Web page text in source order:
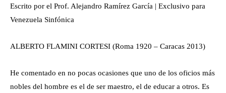
Escrito por el Prof. Alejandro Ramírez García | Exclusivo para
Venezuela Sinfónica
ALBERTO FLAMINI CORTESI (Roma 1920 – Caracas 2013)
He comentado en no pocas ocasiones que uno de los oficios más
nobles del hombre es el de ser maestro, el de educar a otros. Es